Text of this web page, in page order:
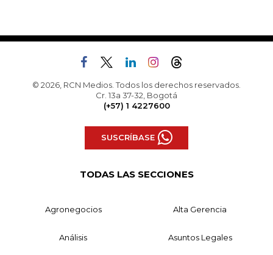
© 2026, RCN Medios. Todos los derechos reservados.
Cr. 13a 37-32, Bogotá
(+57) 1 4227600
SUSCRÍBASE
TODAS LAS SECCIONES
Agronegocios Alta Gerencia
Análisis Asuntos Legales